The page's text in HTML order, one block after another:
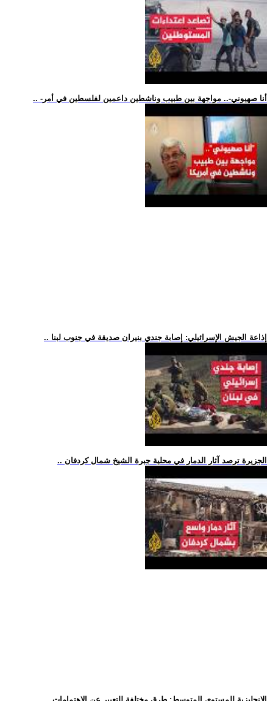
.. -أنا صهيوني-.. مواجهة بين طبيب وناشطين داعمين لفلسطين في أمر
.. إذاعة الجيش الإسرائيلي: إصابة جندي بنيران صديقة في جنوب لبنا
.. الجزيرة ترصد آثار الدمار في محلية جبرة الشيخ شمال كردفان